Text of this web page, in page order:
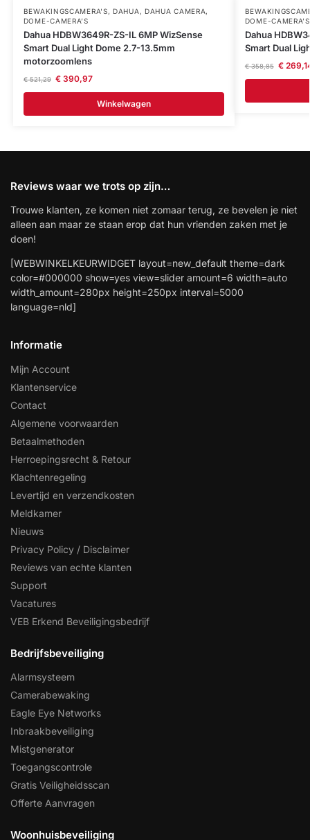
BEWAKINGSCAMERA'S, DAHUA , DAHUA CAMERA,
DOME-CAMERA’S
Dahua HDBW3649R-ZS-IL 6MP WizSense
Smart Dual Light Dome 2.7-13.5mm
motorzoomlens
€521,29 €390,97
Winkelwagen
DOME-CAMERA’S
Dahua
Smart Dual
€358,85 €
Reviews waar we trots op zijn…
Trouwe klanten, ze komen niet zomaar terug, ze bevelen je niet
alleen aan maar ze staan erop dat hun vrienden zaken met je
doen!
[WEBWINKELKEURWIDGET layout=new_default theme=dark
color=#000000 show=yes view=slider amount=6 width=auto
width_amount=280px height=250px interval=5000
language=nld]
Informatie
Mijn Account
Klantenservice
Contact
Algemene voorwaarden
Betaalmethoden
Herroepingsrecht & Retour
Klachtenregeling
Levertijd en verzendkosten
Meldkamer
Nieuws
Privacy Policy / Disclaimer
Reviews van echte klanten
Support
Vacatures
VEB Erkend Beveiligingsbedrijf
Bedrijfsbeveiliging
Alarmsysteem
Camerabewaking
Eagle Eye Networks
Inbraakbeveiliging
Mistgenerator
Toegangscontrole
Gratis Veiligheidsscan
Offerte Aanvragen
Woonhuisbeveiliging